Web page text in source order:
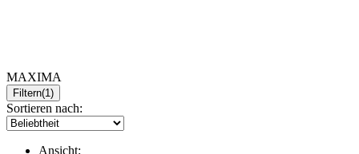
MAXIMA
Filtern(1)
Sortieren nach:
Ansicht: